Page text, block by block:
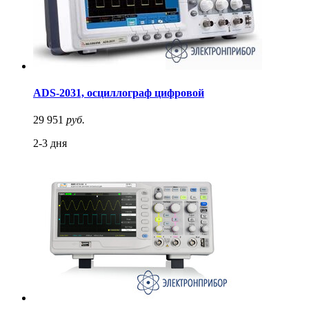
ADS-2031, осциллограф цифровой
29 951 руб.
2-3 дня